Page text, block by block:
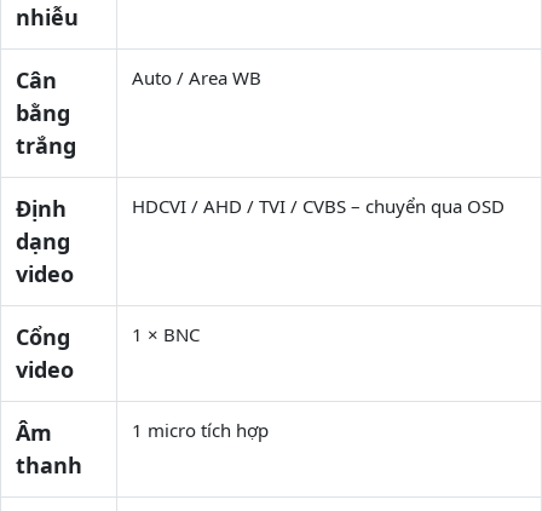
nhiễu
Cân
bằng
trắng
Auto / Area WB
Định
dạng
video
HDCVI / AHD / TVI / CVBS – chuyển qua OSD
Cổng
video
1 × BNC
Âm
thanh
1 micro tích hợp